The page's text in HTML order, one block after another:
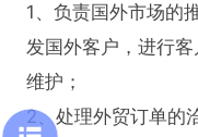
1、负责国外市场的
发国外客户，进行
维护；
2、处理外贸订单的